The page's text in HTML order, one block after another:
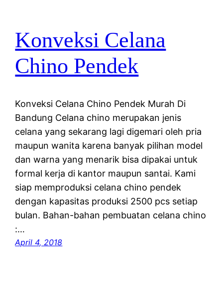
Konveksi Celana
Chino Pendek
Konveksi Celana Chino Pendek Murah Di
Bandung Celana chino merupakan jenis
celana yang sekarang lagi digemari oleh pria
maupun wanita karena banyak pilihan model
dan warna yang menarik bisa dipakai untuk
formal kerja di kantor maupun santai. Kami
siap memproduksi celana chino pendek
dengan kapasitas produksi 2500 pcs setiap
bulan. Bahan-bahan pembuatan celana chino
:…
April 4, 2018